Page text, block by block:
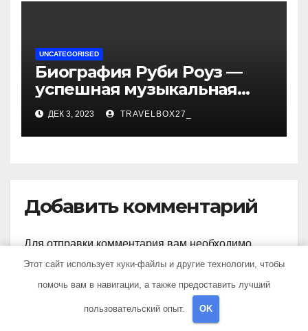
UNCATEGORISED
Биография Руби Роуз —
успешная музыкальная
карьера, личная жизнь и
знаковые достижения
ДЕК 3, 2023 TRAVELBOX27_
Добавить комментарий
Для отправки комментария вам необходимо
авторизоваться.
Этот сайт использует куки-файлы и другие технологии, чтобы
помочь вам в навигации, а также предоставить лучший
пользовательский опыт. OK